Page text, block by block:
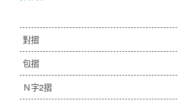
對摺
包摺
Ｎ字2摺